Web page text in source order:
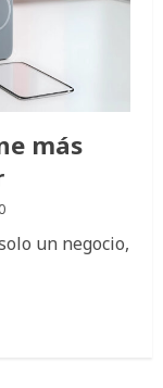
más
0
un negocio,